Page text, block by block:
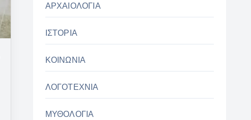
ΑΡΧΑΙΟΛΟΓΙΑ
ΙΣΤΟΡΙΑ
ΚΟΙΝΩΝΙΑ
ΛΟΓΟΤΕΧΝΙΑ
ΜΥΘΟΛΟΓΙΑ